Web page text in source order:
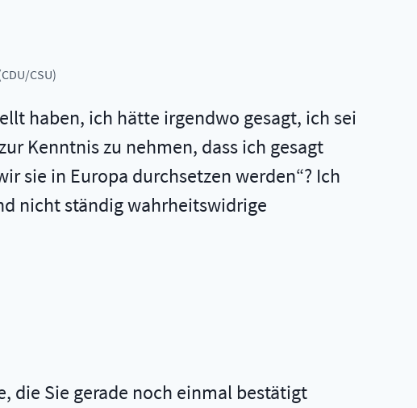
CSU)
haben, ich hätte irgendwo gesagt, ich sei
Kenntnis zu nehmen, dass ich gesagt
sie in Europa durchsetzen werden“? Ich
nicht ständig wahrheitswidrige
die Sie gerade noch einmal bestätigt